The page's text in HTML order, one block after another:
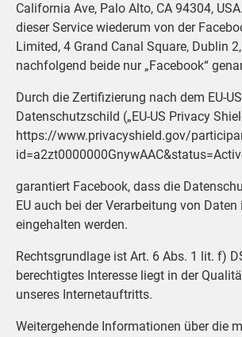
California Ave, Palo Alto, CA 94304,
dieser Service wiederum von der
Limited, 4 Grand Canal Square, Dublin
nachfolgend beide nur „Facebook“
Durch die Zertifizierung nach dem EU-
Datenschutzschild („EU-US Privacy
https://www.privacyshield.gov/
garantiert Facebook, dass die
EU auch bei der Verarbeitung von Daten
eingehalten werden.
Rechtsgrundlage ist Art. 6 Abs. 1 lit. f)
berechtigtes Interesse liegt in der
unseres Internetauftritts.
Weitergehende Informationen über die